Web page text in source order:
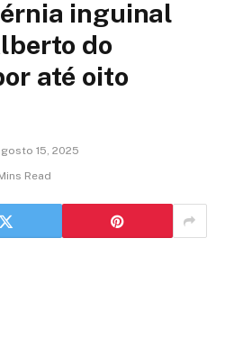
inguinal
do
até oito
15, 2025
Read